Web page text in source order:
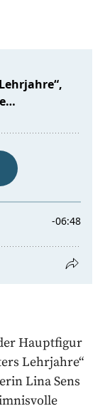
Hauptfigur
Lehrjahre“
Lina Sens